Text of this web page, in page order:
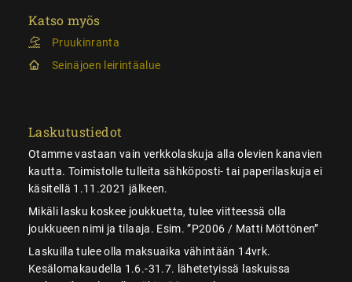
Katso myös
Pruukinranta
Seinäjoen leirintäalue
Laskutustiedot
Otamme vastaan vain verkkolaskuja alla olevien kanavien
kautta. Toimistolle tulleita sähköposti- tai paperilaskuja ei
käsitellä 1.11.2021 jälkeen.
Mikäli lasku koskee joukkuetta, tulee viitteessä olla
joukkueen nimi ja tilaaja. Esim. ”P2006 / Matti Möttönen”
Laskuilla tulee olla maksuaika vähintään 14vrk.
Kesälomakaudella 1.6.-31.7. lähetetyissä laskuissa